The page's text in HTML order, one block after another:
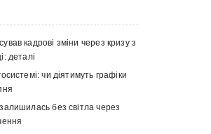
кадрові зміни через кризу з
деталі
чи діятимуть графіки
без світла через